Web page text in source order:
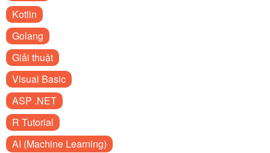
Kotlin
Golang
Giải thuật
Visual Basic
ASP .NET
R Tutorial
AI (Machine Learning)